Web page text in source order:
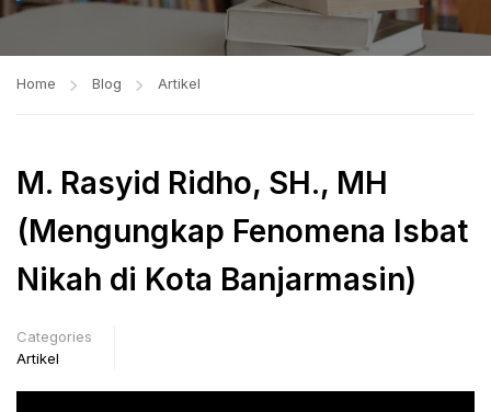
Home Blog Artikel
M. Rasyid Ridho, SH., MH
(Mengungkap Fenomena Isbat
Nikah di Kota Banjarmasin)
Categories
Artikel